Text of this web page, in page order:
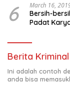
6 March 16,
Bersih-
Padat
Berita Kriminal
Ini adalah contoh
anda bisa